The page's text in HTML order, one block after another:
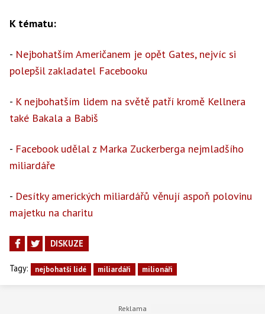
K tématu:
- Nejbohatším Američanem je opět Gates, nejvíc si
polepšil zakladatel Facebooku
- K nejbohatším lidem na světě patří kromě Kellnera
také Bakala a Babiš
- Facebook udělal z Marka Zuckerberga nejmladšího
miliardáře
- Desítky amerických miliardářů věnují aspoň polovinu
majetku na charitu
DISKUZE
Tagy: nejbohatší lidé miliardáři milionáři